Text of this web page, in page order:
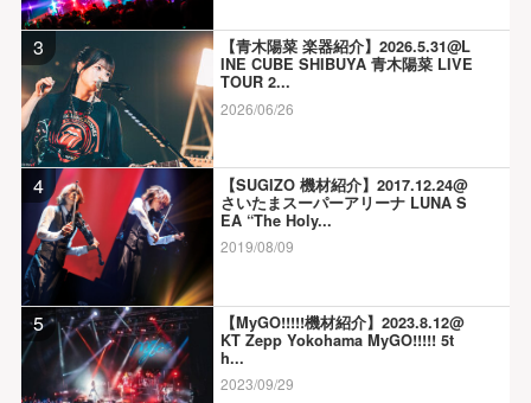
3
【青木陽菜 楽器紹介】2026.5.31@L
INE CUBE SHIBUYA 青木陽菜 LIVE
TOUR 2...
2026/06/26
4
【SUGIZO 機材紹介】2017.12.24@
さいたまスーパーアリーナ LUNA S
EA “The Holy...
2019/08/09
5
【MyGO!!!!!機材紹介】2023.8.12@
KT Zepp Yokohama MyGO!!!!! 5t
h...
2023/09/29